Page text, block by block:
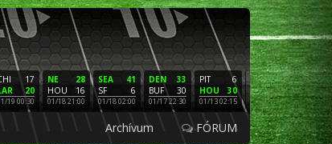
17
20
19 00:30
28
NE
16
HOU
01/18 21:00
41
SEA
6
SF
01/18 02:00
33
DEN
30
BUF
01/17 22:30
6
PIT
30
HOU
01/13 02:15
16
NE
3
LAC
01/12 02:00
PHI
SF
01/11
Archívum FÓRUM